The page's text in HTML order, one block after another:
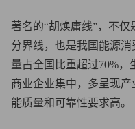
著名的“胡焕庸线”，不
分界线，也是我国能源
量占全国比重超过70%，
商业企业集中，多呈现
能质量和可靠性要求高。